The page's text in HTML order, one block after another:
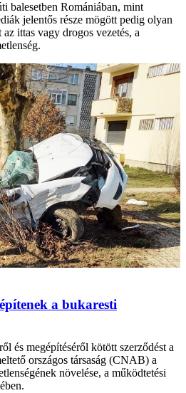
balesetben Romániában, mint
jelentős része mögött pedig olyan
ittas vagy drogos vezetés, a
a bukaresti
és megépítéséről kötött szerződést a
országos társaság (CNAB) a
növelése, a működtetési